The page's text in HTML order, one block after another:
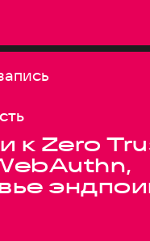
к Zero